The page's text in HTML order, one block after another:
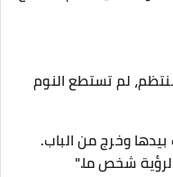
لم تستطع النوم
وخرج من الباب.
لرؤية شخص ما."